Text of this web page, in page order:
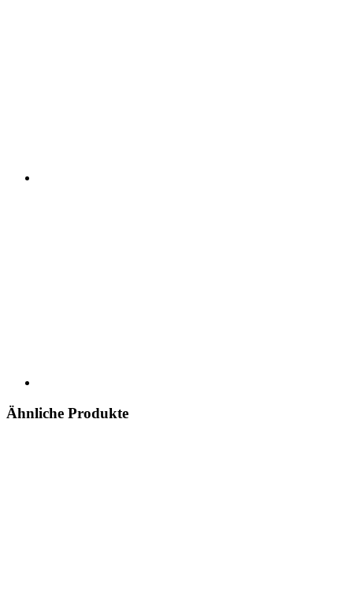
Ähnliche Produkte